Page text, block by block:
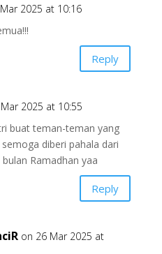
2025 at 10:16
Reply
2025 at 10:55
buat teman-teman yang
diberi pahala dari
Ramadhan yaa
Reply
on 26 Mar 2025 at